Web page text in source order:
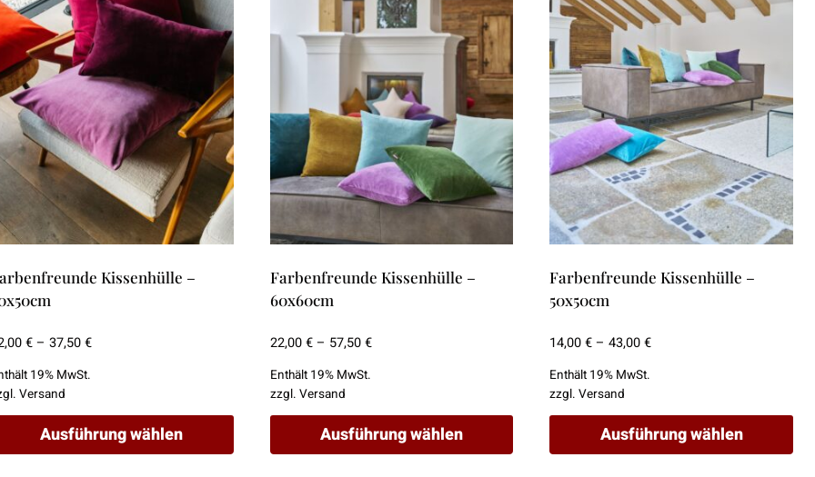
Kissenhülle –
€ – 37,50€Preisspanne:
19% MwSt.
Versand
Ausführung wählen
Farbenfreunde Kissenhülle –
60x60cm
22,00€ – 57,50€Preisspanne:
Enthält 19% MwSt.
zzgl. Versand
Ausführung wählen
Farbenfreunde Kissenhülle –
50x50cm
14,00€ –43,00€Preisspanne:
Enthält 19% MwSt.
zzgl.Versand
Ausführung wählen